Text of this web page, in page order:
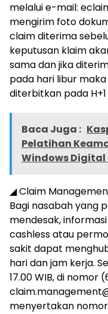
melalui e-mail:
mengirim foto
claim diterima
keputusan klaim
sama dan jika
pada hari libur
diterbitkan pada
Baca Juga :
Pelatihan
Windows Digital
◢ Claim
Bagi nasabah yang
mendesak,
cashless atau
sakit dapat
hari dan jam kerja.
17.00 WIB, di nomor
menyertakan